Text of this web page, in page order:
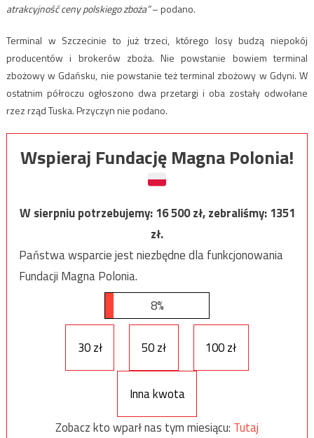
atrakcyjność ceny polskiego zboża”– podano.
Terminal w Szczecinie to już trzeci, którego losy budzą niepokój
producentów i brokerów zboża. Nie powstanie bowiem terminal
zbożowy w Gdańsku, nie powstanie też terminal zbożowy w Gdyni. W
ostatnim półroczu ogłoszono dwa przetargi i oba zostały odwołane
rzez rząd Tuska. Przyczyn nie podano.
Wspieraj Fundację Magna Polonia!
W sierpniu potrzebujemy:16 500zł, zebraliśmy:1351
zł.
Państwa wsparcie jest niezbędne dla funkcjonowania
Fundacji Magna Polonia.
8%
30 zł 50 zł 100 zł
Inna kwota
Zobacz kto wparł nas tym miesiącu: Tutaj